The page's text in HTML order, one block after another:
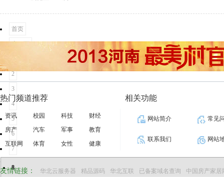
首页
2
3
4
5
6
7
8
热门频道推荐
资讯 校园 科技
财经
房产
汽车 军事
教育
互联网
体育 女性 健康
相关功能
网站简介 常见
联系我们 网站
友情链接： 华北云服务器 精品源码 华北互联 已备案域名查询 中国房产家居